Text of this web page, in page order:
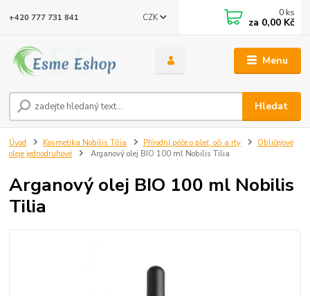
Menu
CZK
Hledat
+420 777 731 841 0 ks
za 0,00 Kč
Úvod Kosmetika Nobilis Tilia Přírodní péče o pleť, oči a rty
Obličejové
oleje jednodruhové
Arganový olej BIO 100 ml Nobilis Tilia
Arganový olej BIO 100 ml Nobilis
Tilia